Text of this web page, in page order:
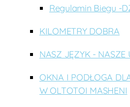
Regulamin Biegu -
KILOMETRY DOBRA
NASZ JĘZYK - NASZE
OKNA I PODŁOGA
W OLTOTOI MASHENI